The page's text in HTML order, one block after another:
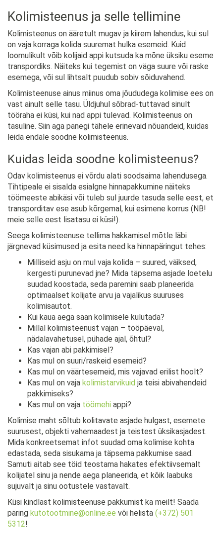
Kolimisteenus ja selle tellimine
Kolimisteenus on ääretult mugav ja kiirem lahendus, kui sul
on vaja korraga kolida suuremat hulka esemeid. Kuid
loomulikult võib kolijaid appi kutsuda ka mõne üksiku eseme
transpordiks. Näiteks kui tegemist on väga suure või raske
esemega, või sul lihtsalt puudub sobiv sõiduvahend.
Kolimisteenuse ainus miinus oma jõududega kolimise ees on
vast ainult selle tasu. Üldjuhul sõbrad-tuttavad sinult
tööraha ei küsi, kui nad appi tulevad. Kolimisteenus on
tasuline. Siin aga panegi tähele erinevaid nõuandeid, kuidas
leida endale soodne kolimisteenus.
Kuidas leida soodne kolimisteenus?
Odav kolimisteenus ei võrdu alati soodsaima lahendusega.
Tihtipeale ei sisalda esialgne hinnapakkumine näiteks
töömeeste abikäsi või tuleb sul juurde tasuda selle eest, et
transporditav ese asub kõrgemal, kui esimene korrus (NB!
meie selle eest lisatasu ei küsi!).
Seega kolimisteenuse tellima hakkamisel mõtle läbi
järgnevad küsimused ja esita need ka hinnapäringut tehes:
Milliseid asju on mul vaja kolida – suured, väiksed,
kergesti purunevad jne? Mida täpsema asjade loetelu
suudad koostada, seda paremini saab planeerida
optimaalset kolijate arvu ja vajalikus suuruses
kolimisautot.
Kui kaua aega saan kolimisele kulutada?
Millal kolimisteenust vajan – tööpäeval,
nädalavahetusel, pühade ajal, õhtul?
Kas vajan abi pakkimisel?
Kas mul on suuri/raskeid esemeid?
Kas mul on väärtesemeid, mis vajavad erilist hoolt?
Kas mul on vaja kolimistarvikuid ja teisi abivahendeid
pakkimiseks?
Kas mul on vaja töömehi appi?
Kolimise maht sõltub kolitavate asjade hulgast, esemete
suurusest, objekti vahemaadest ja teistest üksikasjadest.
Mida konkreetsemat infot suudad oma kolimise kohta
edastada, seda sisukama ja täpsema pakkumise saad.
Samuti aitab see töid teostama hakates efektiivsemalt
kolijatel sinu ja nende aega planeerida, et kõik laabuks
sujuvalt ja sinu ootustele vastavalt.
Küsi kindlast kolimisteenuse pakkumist ka meilt! Saada
päring kutotootmine@online.ee või helista (+372) 501
5312!